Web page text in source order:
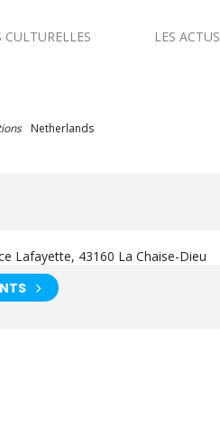
CULTURELLES LES ACTUS
Netherlands
Lafayette, 43160 La Chaise-Dieu